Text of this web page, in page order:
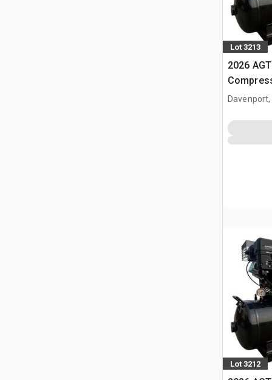
Lot 3213
2026
Davenport,
Lot 3212